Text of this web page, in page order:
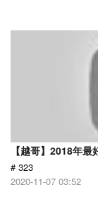
【越哥】2018年
# 323
2020-11-07 03:52